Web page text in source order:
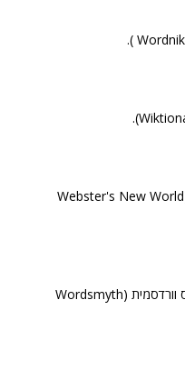
– מילון וובסטר (Webster's New World
– מילון / תזאורוס וורדסמית (Wordsmyth